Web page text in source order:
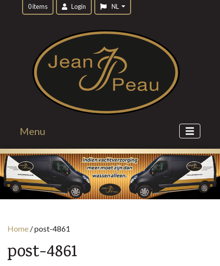
0 items Login NL
Menu
Home /post-4861
post-4861